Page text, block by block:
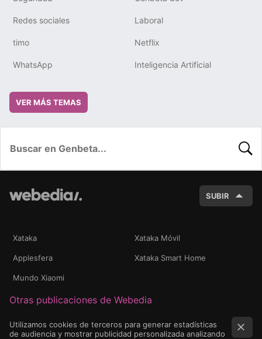
Redes sociales Laboral
timo Netflix
WhatsApp Inteligencia Artificial
VER MÁS TEMAS
SUBIR
Xataka Xataka Móvil
Applesfera Xataka Smart Home
Mundo Xiaomi
Otras publicaciones de Webedia
Utilizamos cookies de terceros para generar estadísticas
de audiencia y mostrar publicidad personalizada analizando